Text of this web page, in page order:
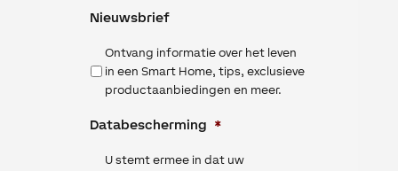
Nieuwsbrief
Ontvang informatie over het leven
in een Smart Home, tips, exclusieve
productaanbiedingen en meer.
Databescherming *
U stemt ermee in dat uw